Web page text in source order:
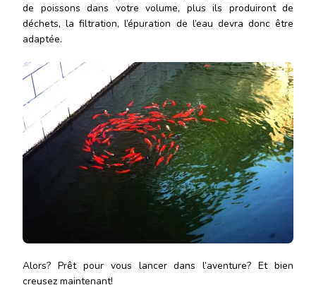
de poissons dans votre volume, plus ils produiront de
déchets, la filtration, l’épuration de l’eau devra donc être
adaptée.
Alors? Prêt pour vous lancer dans l’aventure? Et bien
creusez maintenant!